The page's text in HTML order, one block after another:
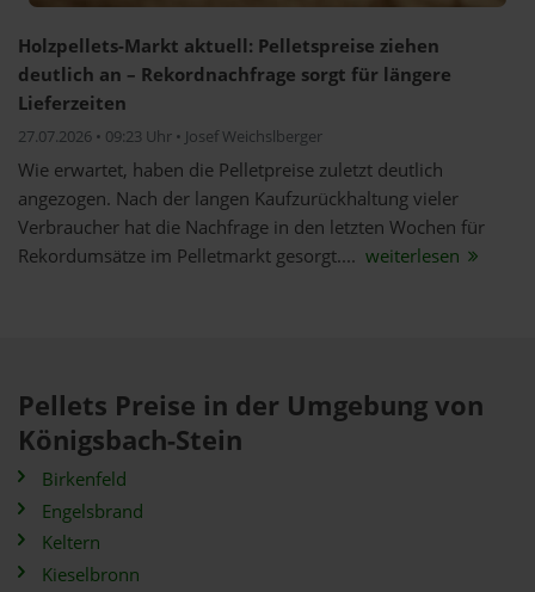
Holzpellets-Markt aktuell: Pelletspreise ziehen
deutlich an – Rekordnachfrage sorgt für längere
Lieferzeiten
27.07.2026 • 09:23 Uhr • Josef Weichslberger
Wie erwartet, haben die Pelletpreise zuletzt deutlich
angezogen. Nach der langen Kaufzurückhaltung vieler
Verbraucher hat die Nachfrage in den letzten Wochen für
Rekordumsätze im Pelletmarkt gesorgt.... weiterlesen
Pellets Preise in der Umgebung von
Königsbach-Stein
Birkenfeld
Engelsbrand
Keltern
Kieselbronn